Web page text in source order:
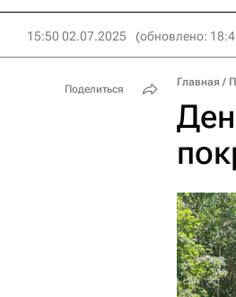
15:50 02.07.2025 (обновлено:
Главная /
Поделиться